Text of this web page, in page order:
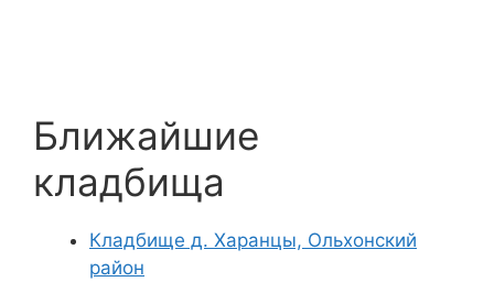
Ближайшие
кладбища
Кладбище д. Харанцы, Ольхонский
район